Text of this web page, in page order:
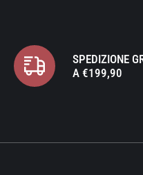
SPEDIZIONE
A €199,90